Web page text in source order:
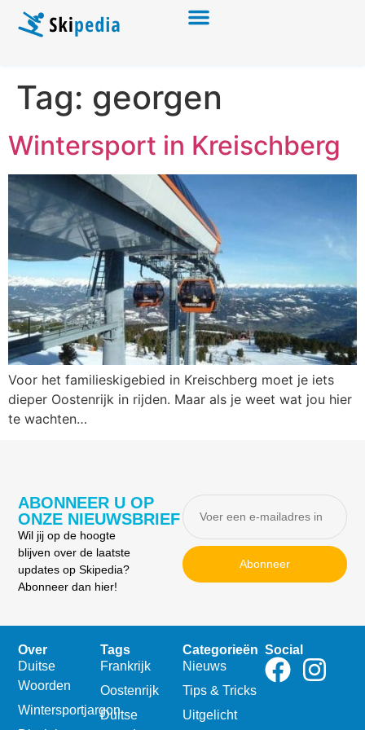
Tag: georgen
Wintersport in Kreischberg
Voor het familieskigebied in Kreischberg moet je iets
dieper Oostenrijk in rijden. Maar als je weet wat jou hier
te wachten…
ABONNEER U OP
ONZE NIEUWSBRIEF
Wil jij op de hoogte
blijven over de laatste
updates op Skipedia?
Abonneer dan hier!
Abonneer
Over
Duitse
Woorden
Wintersportjargon
Tags
Frankrijk
Oostenrijk
Duitse
Categorieën
Nieuws
Tips & Tricks
Uitgelicht
Social